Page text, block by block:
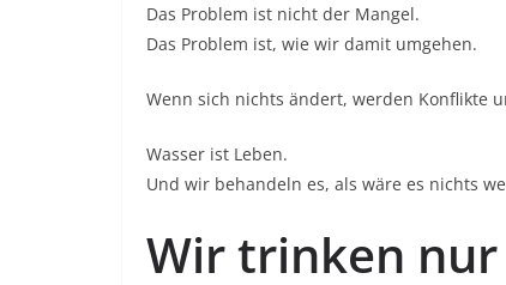
Das Problem ist nicht der Mangel.
Das Problem ist, wie wir damit umgehen.
Wenn sich nichts ändert, werden Konflikte
Wasser ist Leben.
Und wir behandeln es, als wäre es nichts
Wir trinken nur